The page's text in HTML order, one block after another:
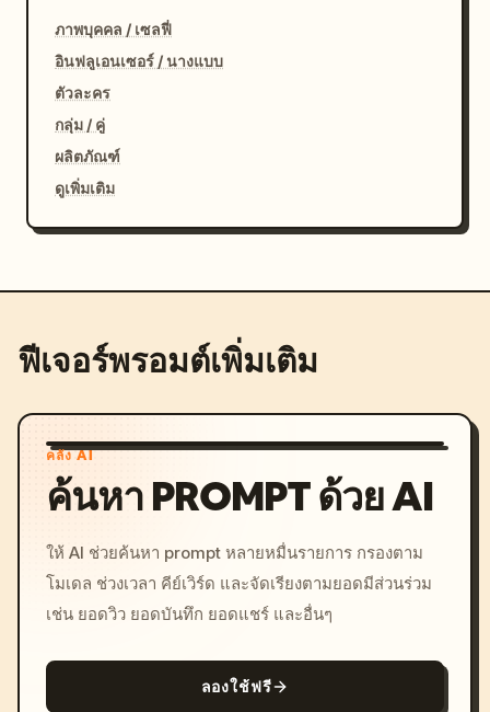
ภาพบุคคล / เซลฟี่
อินฟลูเอนเซอร์ / นางแบบ
ตัวละคร
กลุ่ม / คู่
ผลิตภัณฑ์
ดูเพิ่มเติม
ฟีเจอร์พรอมต์เพิ่มเติม
คลัง AI
ค้นหา PROMPT ด้วย AI
ให้ AI ช่วยค้นหา prompt หลายหมื่นรายการ กรองตาม
โมเดล ช่วงเวลา คีย์เวิร์ด และจัดเรียงตามยอดมีส่วนร่วม
เช่น ยอดวิว ยอดบันทึก ยอดแชร์ และอื่นๆ
ลองใช้ฟรี